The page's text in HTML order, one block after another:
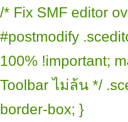
/* Fix SMF editor
#postmodify
100% !important;
Toolbar ไม่ล้น */
border-box; }